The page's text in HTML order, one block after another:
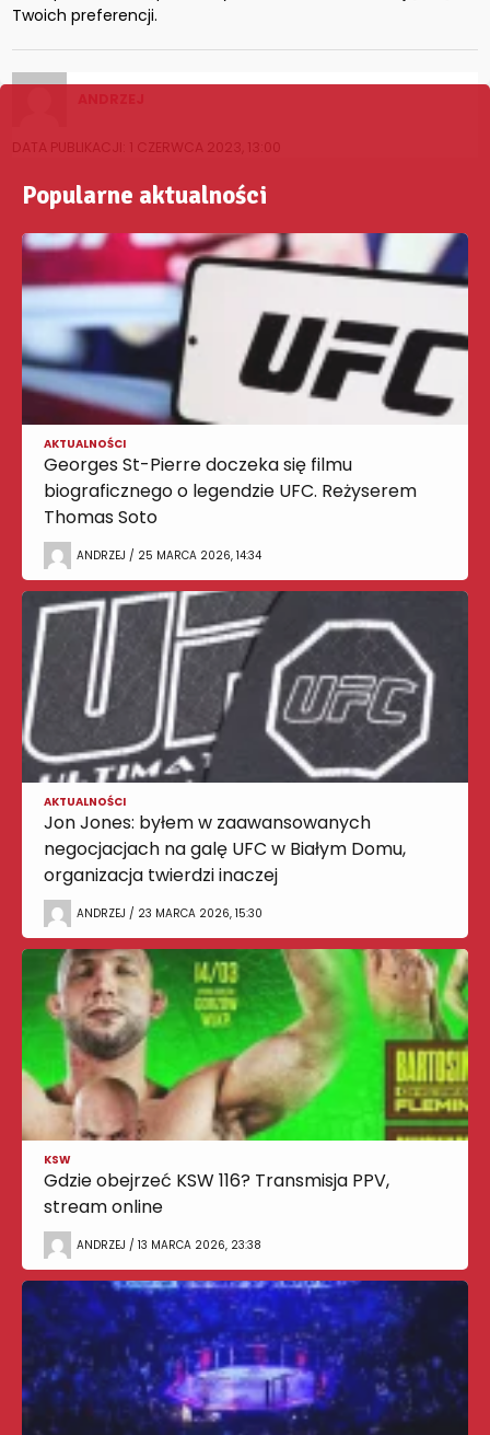
Twoich preferencji.
DATA PUBLIKACJI: 1 CZERWCA 2023, 13:00
Popularne aktualności
AKTUALNOŚCI
Georges St-Pierre doczeka się filmu
biograficznego o legendzie UFC. Reżyserem
Thomas Soto
ANDRZEJ / 25 MARCA 2026, 14:34
AKTUALNOŚCI
Jon Jones: byłem w zaawansowanych
negocjacjach na galę UFC w Białym Domu,
organizacja twierdzi inaczej
ANDRZEJ / 23 MARCA 2026, 15:30
KSW
Gdzie obejrzeć KSW 116? Transmisja PPV,
stream online
ANDRZEJ / 13 MARCA 2026, 23:38